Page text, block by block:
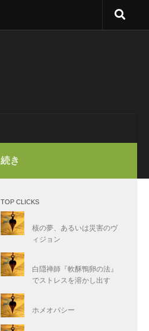
続き
TOP CLICKS
核の夢、あるいは災害のヴ
ィジョン
白隠禅師『軟酥鴨卵の法』
でストレスを溶かし出す
ホメオパシー